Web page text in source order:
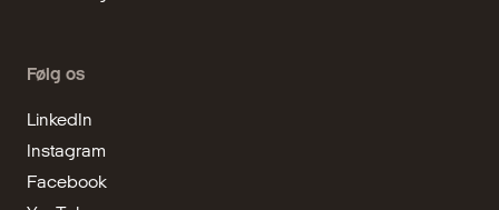
Følg os
LinkedIn
Instagram
Facebook